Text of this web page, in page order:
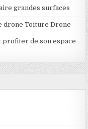
grandes surfaces
drone Toiture Drone
de son espace